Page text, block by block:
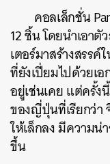
คอลเล็กชั่น
12 ชิ้น โดยนำเอา
เตอร์มาสร้างสรร
ที่ยังเปี่ยมไปด้วยเ
อยู่เช่นเคย แต่ครั้
ของญี่ปุ่นที่เรียกว่า
ให้เล็กลง มีความน่
ขึ้น